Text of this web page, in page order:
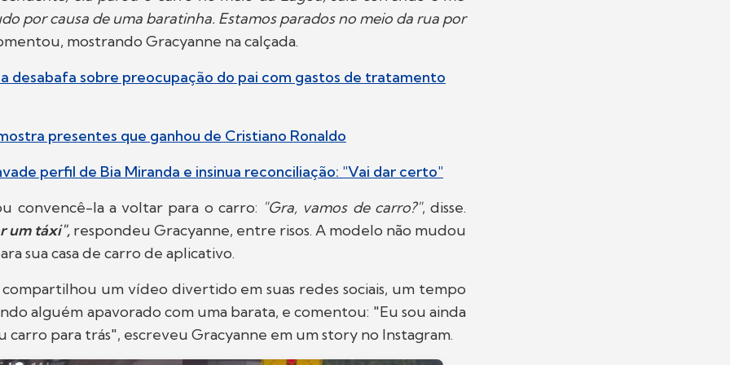
por causa de uma baratinha. Estamos parados no meio da rua por
mostrando Gracyanne na calçada.
desabafa sobre preocupação do pai com gastos de tratamento
presentes que ganhou de Cristiano Ronaldo
perfil de Bia Miranda e insinua reconciliação: "Vai dar certo"
convencê-la a voltar para o carro: "Gra, vamos de carro?", disse.
um táxi", respondeu Gracyanne, entre risos. A modelo não mudou
sua casa de carro de aplicativo.
compartilhou um vídeo divertido em suas redes sociais, um tempo
alguém apavorado com uma barata, e comentou: "Eu sou ainda
carro para trás", escreveu Gracyanne em um story no Instagram.